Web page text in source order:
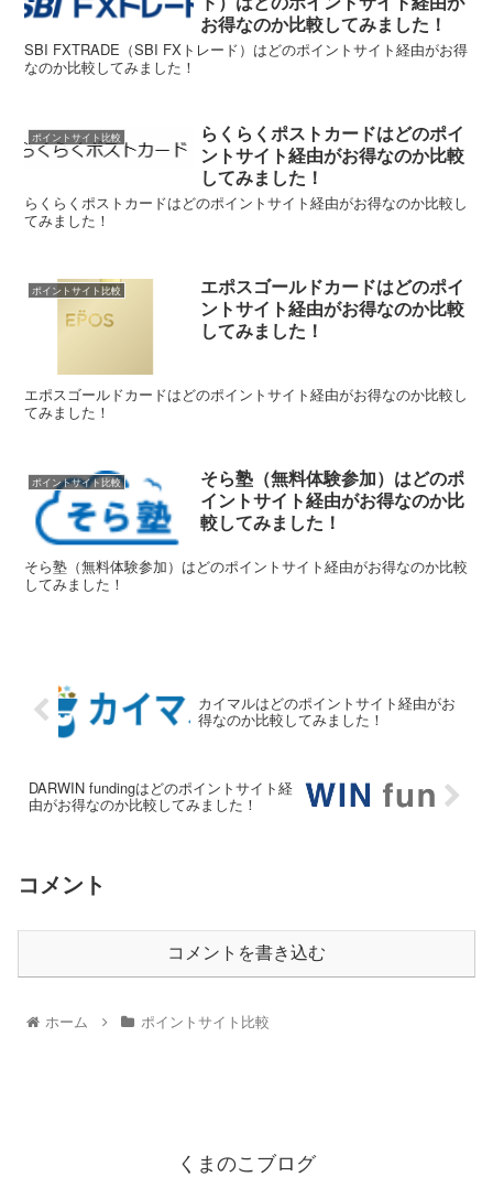
お得なのか比較してみました！
SBI FXTRADE（SBI FXトレード）はどのポイントサイト経由がお得
なのか比較してみました！
ポイントサイト比較
らくらくポストカードはどのポイ
ントサイト経由がお得なのか比較
してみました！
らくらくポストカードはどのポイントサイト経由がお得なのか比較し
てみました！
ポイントサイト比較
エポスゴールドカードはどのポイ
ントサイト経由がお得なのか比較
してみました！
エポスゴールドカードはどのポイントサイト経由がお得なのか比較し
てみました！
ポイントサイト比較
そら塾（無料体験参加）はどのポ
イントサイト経由がお得なのか比
較してみました！
そら塾（無料体験参加）はどのポイントサイト経由がお得なのか比較
してみました！
カイマルはどのポイントサイト経由がお
得なのか比較してみました！
DARWIN fundingはどのポイントサイト経
由がお得なのか比較してみました！
コメント
コメントを書き込む
ホーム ポイントサイト比較
くまのこブログ